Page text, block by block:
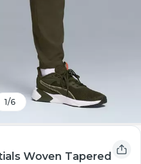
1/6
Woven Tapered